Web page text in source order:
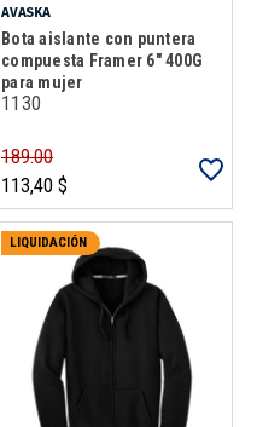
AVASKA
Bota aislante con puntera
compuesta Framer 6" 400G
para mujer
1130
189.00
113,40 $
LIQUIDACIÓN